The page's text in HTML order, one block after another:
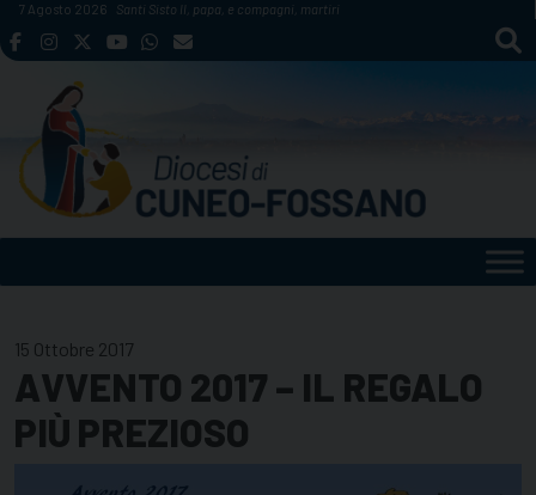
Skip
to
7 Agosto 2026 Santi Sisto II, papa, e compagni, martiri
15 Ottobre 2017
AVVENTO 2017 – IL REGALO
PIÙ PREZIOSO